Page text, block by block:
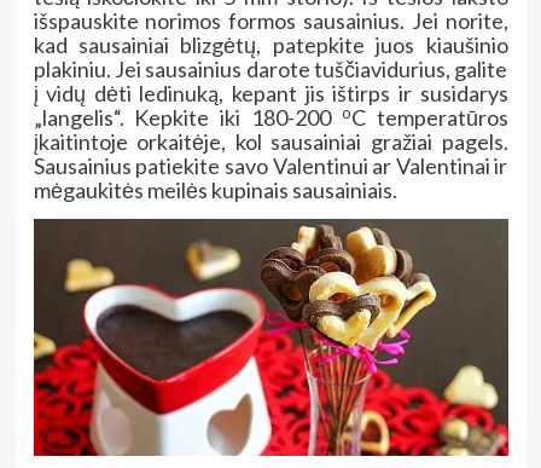
išspauskite norimos formos sausainius. Jei norite,
kad sausainiai blizgėtų, patepkite juos kiaušinio
plakiniu. Jei sausainius darote tuščiavidurius, galite
į vidų dėti ledinuką, kepant jis ištirps ir susidarys
„langelis“. Kepkite iki 180-200 oC temperatūros
įkaitintoje orkaitėje, kol sausainiai gražiai pagels.
Sausainius patiekite savo Valentinui ar Valentinai ir
mėgaukitės meilės kupinais sausainiais.